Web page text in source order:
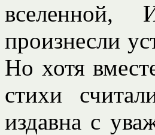
произнесли
Но хотя
стихи
издавна с